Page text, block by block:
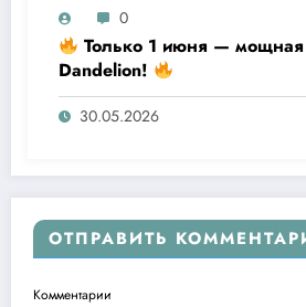
0
Только 1 июня — мощная
Dandelion!
30.05.2026
ОТПРАВИТЬ
Комментарии